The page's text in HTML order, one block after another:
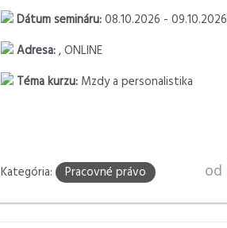
Dátum semináru:08.10.2026 - 09.10.2026
Adresa:, ONLINE
Téma kurzu: Mzdy a personalistika
Kategória: Pracovné právo od